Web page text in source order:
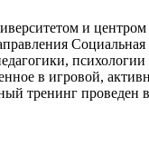
и
в игровой,
тренинг проведен